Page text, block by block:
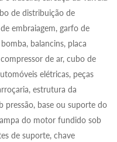
de distribuição de
embraiagem, garfo de
balancins, placa
de ar, cubo de
elétricas, peças
estrutura da
pressão, base ou suporte do
do motor fundido sob
de suporte, chave